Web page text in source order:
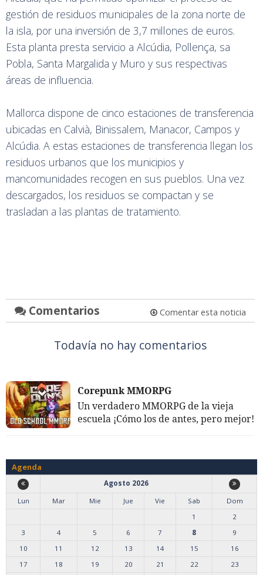
gestión de residuos municipales de la zona norte de
la isla, por una inversión de 3,7 millones de euros.
Esta planta presta servicio a Alcúdia, Pollença, sa
Pobla, Santa Margalida y Muro y sus respectivas
áreas de influencia.
Mallorca dispone de cinco estaciones de transferencia
ubicadas en Calvià, Binissalem, Manacor, Campos y
Alcúdia. A estas estaciones de transferencia llegan los
residuos urbanos que los municipios y
mancomunidades recogen en sus pueblos. Una vez
descargados, los residuos se compactan y se
trasladan a las plantas de tratamiento.
Comentarios Comentar esta noticia
Todavía no hay comentarios
Corepunk MMORPG
Un verdadero MMORPG de la vieja
escuela ¡Cómo los de antes, pero mejor!
Agenda
Agosto 2026
Lun
Mar Mie Jue Vie Sab
Dom
1
2
3
4 5 6 7 8
9
10
11 12 13 14 15
16
17
18 19 20 21 22
23